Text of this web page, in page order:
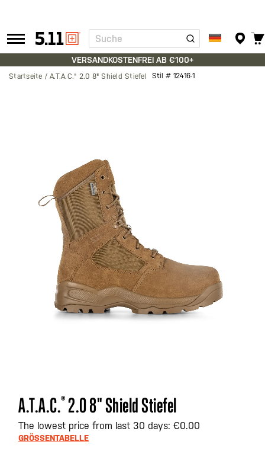
Tactical
Gear
Suche
VERSANDKOSTENFREI AB €100+
Startseite A.T.A.C.® 2.0 8" Shield Stiefel Stil # 12416-1
Zum
Anfang
der
Bildgalerie
A.T.A.C.® 2.0 8" Shield Stiefel
The lowest price from last 30 days: €0.00
GRÖSSENTABELLE